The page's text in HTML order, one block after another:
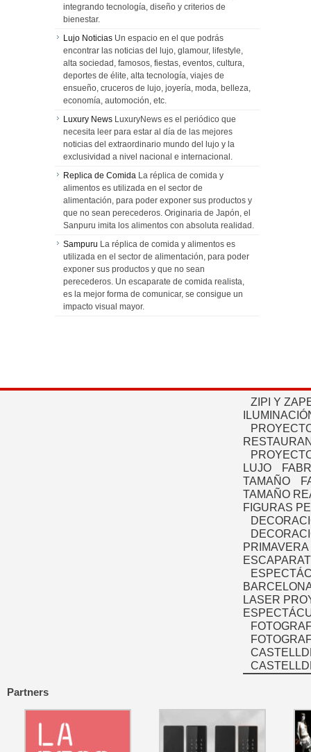
integrando tecnología, diseño y criterios de
bienestar.
Lujo Noticias Un espacio en el que podrás
encontrar las noticias del lujo, glamour, lifestyle,
alta sociedad, famosos, fiestas, eventos, cultura,
deportes de élite, alta tecnología, viajes de
ensueño, cruceros de lujo, joyería, moda, belleza,
economía, automoción, etc.
Luxury News LuxuryNews es el periódico que
necesita leer para estar al día de las mejores
noticias del extraordinario mundo del lujo y la
exclusividad a nivel nacional e internacional.
Replica de Comida La réplica de comida y
alimentos es utilizada en el sector de
alimentación, para poder exponer sus productos y
que no sean perecederos. Originaria de Japón, el
Sanpuru imita los alimentos con absoluta realidad.
Sampuru La réplica de comida y alimentos es
utilizada en el sector de alimentación, para poder
exponer sus productos y que no sean
perecederos. Un escaparate de comida realista,
es la mejor forma de comunicar, se consigue un
impacto visual mayor.
ZIPI Y
LUJO
TAMAÑO
TAMAÑO
FIGURAS
PRIMAVERA
LASER
Partners